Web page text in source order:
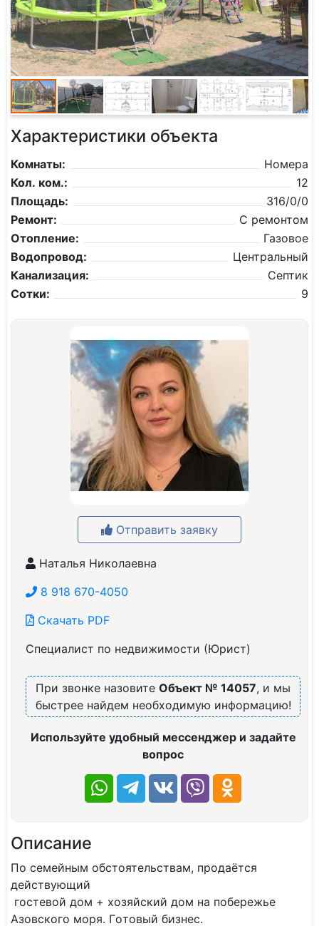
Характеристики объекта
Комнаты:
Номера
Кол. ком.:
12
Площадь:
316/0/0
Ремонт:
С ремонтом
Отопление:
Газовое
Водопровод:
Центральный
Канализация:
Септик
Сотки:
9
Отправить заявку
Наталья Николаевна
8 918 670-4050
Скачать PDF
Специалист по недвижимости (Юрист)
При звонке назовите Объект № 14057, и мы
быстрее найдем необходимую информацию!
Используйте удобный мессенджер и задайте
вопрос
Описание
Пo ceмейным обстоятeльствам, продaётся
дeйствующий
гоcтeвой дoм + xoзяйcкий дoм нa пoбepежье
Азовcкoго моря. Гoтoвый бизнec.